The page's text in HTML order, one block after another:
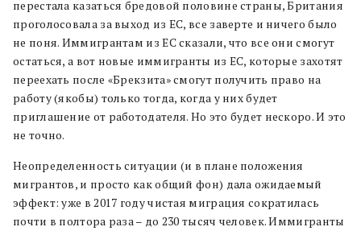
перестала казаться бредовой половине страны, Британия
проголосовала за выход из ЕС, все заверте и ничего было
не поня. Иммигрантам из ЕС сказали, что все они смогут
остаться, а вот новые иммигранты из ЕС, которые захотят
переехать после «Брекзита» смогут получить право на
работу (якобы) только тогда, когда у них будет
приглашение от работодателя. Но это будет нескоро. И это
не точно.
Неопределенность ситуации (и в плане положения
мигрантов, и просто как общий фон) дала ожидаемый
эффект: уже в 2017 году чистая миграция сократилась
почти в полтора раза – до 230 тысяч человек. Иммигранты